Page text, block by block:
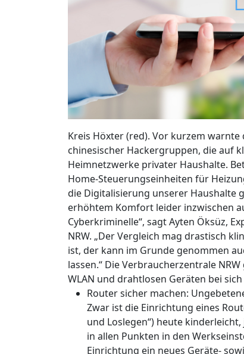
Kreis Höxter (red). Vor kurzem
chinesischer Hackergruppen, die auf
Heimnetzwerke privater Haushalte.
Home-Steuerungseinheiten für
die Digitalisierung unserer Haushalte
erhöhtem Komfort leider inzwischen
Cyberkriminelle“, sagt Ayten Öksüz,
NRW. „Der Vergleich mag drastisch
ist, der kann im Grunde genommen
lassen.“ Die Verbraucherzentrale
WLAN und drahtlosen Geräten bei sich
Router sicher machen:
Zwar ist die Einrichtung eines
und Loslegen“) heute
in allen Punkten in den
Einrichtung ein neues Geräte-